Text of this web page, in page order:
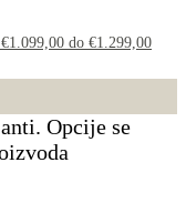
do €1.299,00
Opcije se